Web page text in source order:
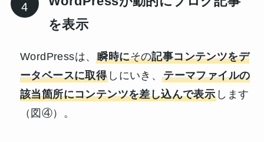
を表示
WordPressは、瞬時にその記事コンテンツをデ
ータベースに取得 しにいき、テーマファイルの
該当箇所にコンテンツを差し込んで表示 します
（図④）。